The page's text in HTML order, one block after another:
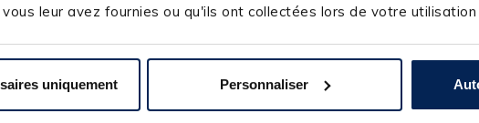
leur avez fournies ou qu'ils ont collectées lors de votre utilisation
uniquement Personnaliser